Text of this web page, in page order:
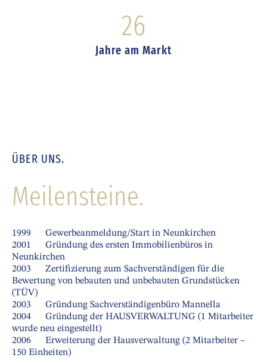
26
Jahre am Markt
ÜBER UNS.
Meilensteine.
1999 Gewerbeanmeldung/Start in Neunkirchen
2001 Gründung des ersten Immobilienbüros in
Neunkirchen
2003 Zertifizierung zum Sachverständigen für die
Bewertung von bebauten und unbebauten Grundstücken
(TÜV)
2003 Gründung Sachverständigenbüro Mannella
2004 Gründung der HAUSVERWALTUNG (1 Mitarbeiter
wurde neu eingestellt)
2006 Erweiterung der Hausverwaltung (2 Mitarbeiter –
150 Einheiten)